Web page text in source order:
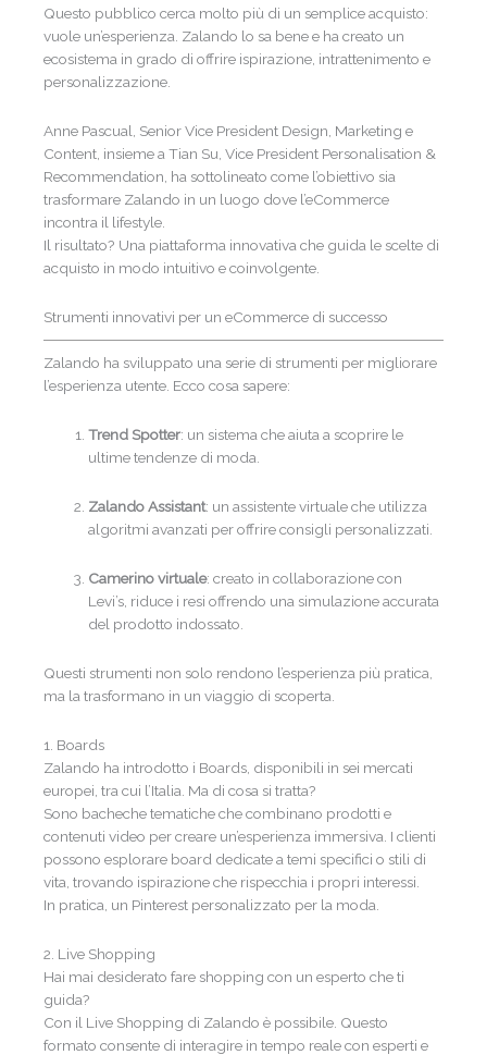
Questo pubblico cerca molto più di un semplice acquisto:
vuole un’esperienza. Zalando lo sa bene e ha creato un
ecosistema in grado di offrire ispirazione, intrattenimento e
personalizzazione.
Anne Pascual, Senior Vice President Design, Marketing e
Content, insieme a Tian Su, Vice President Personalisation &
Recommendation, ha sottolineato come l’obiettivo sia
trasformare Zalando in un luogo dove l’eCommerce
incontra il lifestyle.
Il risultato? Una piattaforma innovativa che guida le scelte di
acquisto in modo intuitivo e coinvolgente.
Strumenti innovativi per un eCommerce di successo
Zalando ha sviluppato una serie di strumenti per migliorare
l’esperienza utente. Ecco cosa sapere:
Trend Spotter: un sistema che aiuta a scoprire le
ultime tendenze di moda.
Zalando Assistant: un assistente virtuale che utilizza
algoritmi avanzati per offrire consigli personalizzati.
Camerino virtuale: creato in collaborazione con
Levi’s, riduce i resi offrendo una simulazione accurata
del prodotto indossato.
Questi strumenti non solo rendono l’esperienza più pratica,
ma la trasformano in un viaggio di scoperta.
1. Boards
Zalando ha introdotto i Boards, disponibili in sei mercati
europei, tra cui l’Italia. Ma di cosa si tratta?
Sono bacheche tematiche che combinano prodotti e
contenuti video per creare un’esperienza immersiva. I clienti
possono esplorare board dedicate a temi specifici o stili di
vita, trovando ispirazione che rispecchia i propri interessi.
In pratica, un Pinterest personalizzato per la moda.
2. Live Shopping
Hai mai desiderato fare shopping con un esperto che ti
guida?
Con il Live Shopping di Zalando è possibile. Questo
formato consente di interagire in tempo reale con esperti e